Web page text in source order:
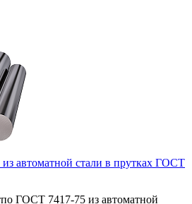
автоматной стали в прутках ГОСТ
ГОСТ 7417-75 из автоматной